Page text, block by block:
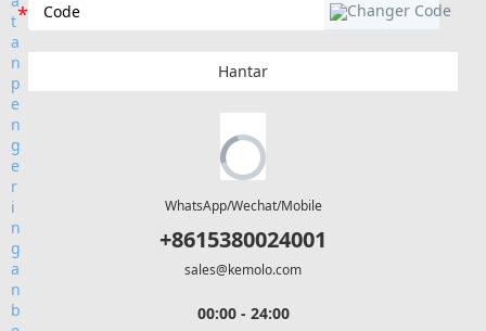
Hantar
WhatsApp/Wechat/Mobile
+8615380024001
sales@kemolo.com
00:00 - 24:00